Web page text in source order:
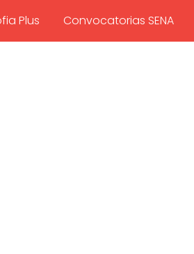
Plus Convocatorias SENA